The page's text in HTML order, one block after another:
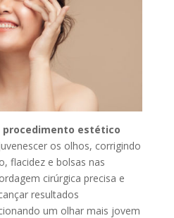
estético
os olhos, corrigindo
flacidez e bolsas nas
cirúrgica precisa e
resultados
um olhar mais jovem